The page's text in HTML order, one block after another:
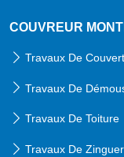
COUVREUR
Travaux De
Travaux De
Travaux De Toiture
Travaux De